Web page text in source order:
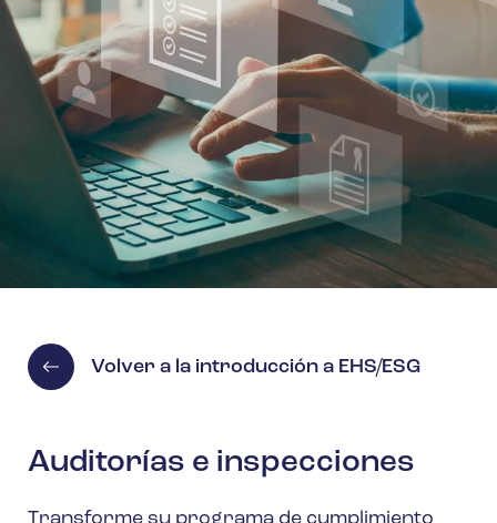
Volver a la introducción a EHS/ESG
Auditorías e inspecciones